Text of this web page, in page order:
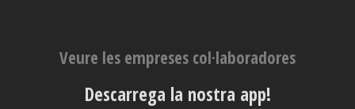
Veure les empreses col·laboradores
Descarrega la nostra app!